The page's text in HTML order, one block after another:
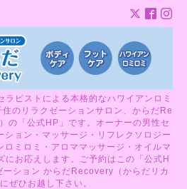
ピストによる本格的なハワイアンロミ
のリラクゼーションサロン、からだRe
の「公式HP」です。オーナーの男性セ
ション・マッサージ・リフレクソロジー
ロミロミ・アロママッサージ・オイルマ
にお応えします。ご予約はこの「公式H
ション からだRecovery（からだリカ
ぜひお越し下さい。